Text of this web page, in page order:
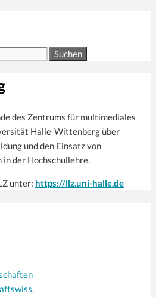
des Zentrums für multi­mediales
Halle-Wittenberg über
und den Einsatz von
der Hochschullehre.
unter: https://llz.uni-halle.de